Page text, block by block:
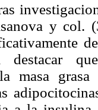
y col.
destacar
masa